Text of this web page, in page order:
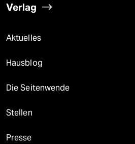
Verlag
Aktuelles
Hausblog
Die Seitenwende
Stellen
Presse